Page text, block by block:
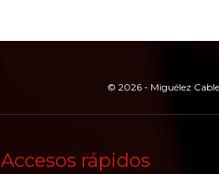
© 2026 - Miguélez
Accesos rápidos